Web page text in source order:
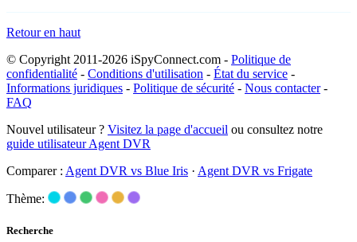
Retour en haut
© Copyright 2011-2026 iSpyConnect.com - Politique de
confidentialité - Conditions d'utilisation - État du service -
Informations juridiques - Politique de sécurité - Nous contacter-
FAQ
Nouvel utilisateur ? Visitez la page d'accueil ou consultez notre
guide utilisateur Agent DVR
Comparer : Agent DVR vs Blue Iris · Agent DVR vs Frigate
Thème:
Recherche